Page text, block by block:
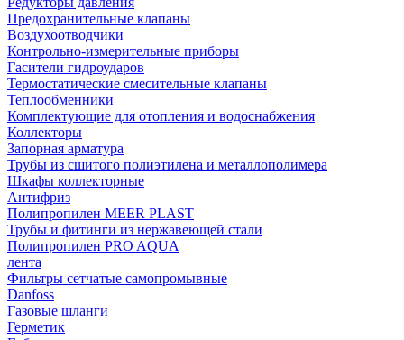
Предохранительные клапаны
Воздухоотводчики
Контрольно-измерительные приборы
Гасители гидроударов
Термостатические смесительные клапаны
Теплообменники
Комплектующие для отопления и водоснабжения
Коллекторы
Запорная арматура
Трубы из сшитого полиэтилена и металлополимера
Шкафы коллекторные
Антифриз
Полипропилен MEER PLAST
Трубы и фитинги из нержавеющей стали
Полипропилен PRO AQUA
лента
Фильтры сетчатые самопромывные
Danfoss
Газовые шланги
Герметик